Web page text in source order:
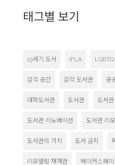
태그별 보기
19세기 도서 IFLA
감각 공간 감각 도서관 공
대학도서관 도서관 도서
도서관 리노베이션 도서관 리
도서관의 가치 도서 금지
리모델링 재개관 메이커스페이